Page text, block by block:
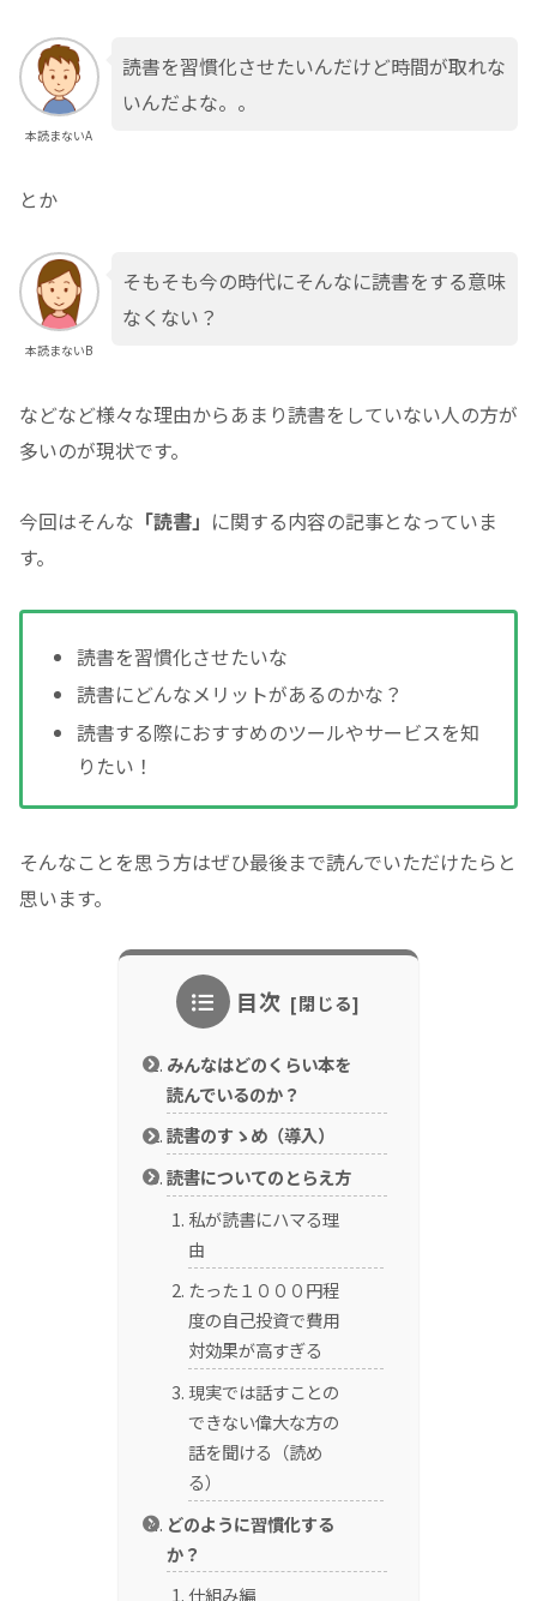
本読まないA
読書を習慣化させたいんだけど時間が取れな
いんだよな。。
とか
本読まないB
そもそも今の時代にそんなに読書をする意味
なくない？
などなど様々な理由からあまり読書をしていない人の方が
多いのが現状です。
今回はそんな 「読書」 に関する内容の記事となっていま
す。
読書を習慣化させたいな
読書にどんなメリットがあるのかな？
読書する際におすすめのツールやサービスを知
りたい！
そんなことを思う方はぜひ最後まで読んでいただけたらと
思います。
目次
みんなはどのくらい本を
読んでいるのか？
読書のすゝめ（導入）
読書についてのとらえ方
私が読書にハマる理
由
たった１０００円程
度の自己投資で費用
対効果が高すぎる
現実では話すことの
できない偉大な方の
話を聞ける（読め
る）
どのように習慣化する
か？
仕組み編